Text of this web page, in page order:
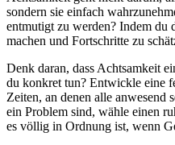
sondern sie einfach
entmutigt zu werden? Indem du
machen und Fortschritte zu
Denk daran, dass Achtsamkeit
du konkret tun? Entwickle eine
Zeiten, an denen alle anwesend
ein Problem sind, wähle einen
es völlig in Ordnung ist, wenn